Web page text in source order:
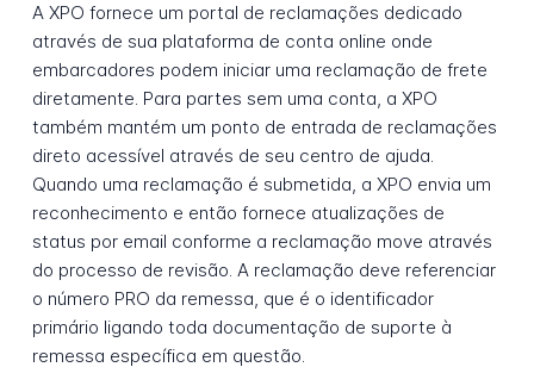
A XPO fornece um portal de reclamações dedicado
através de sua plataforma de conta online onde
embarcadores podem iniciar uma reclamação de frete
diretamente. Para partes sem uma conta, a XPO
também mantém um ponto de entrada de reclamações
direto acessível através de seu centro de ajuda.
Quando uma reclamação é submetida, a XPO envia um
reconhecimento e então fornece atualizações de
status por email conforme a reclamação move através
do processo de revisão. A reclamação deve referenciar
o número PRO da remessa, que é o identificador
primário ligando toda documentação de suporte à
remessa específica em questão.